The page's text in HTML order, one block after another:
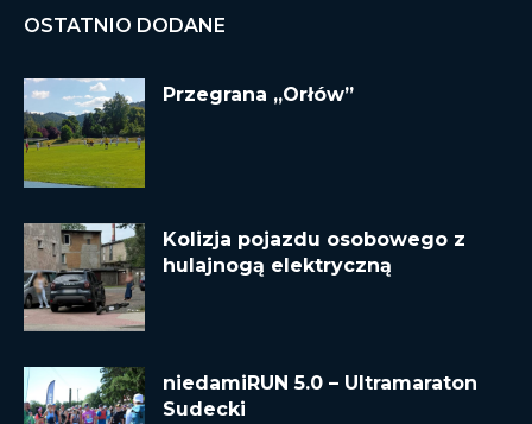
OSTATNIO DODANE
Przegrana „Orłów”
Kolizja pojazdu osobowego z
hulajnogą elektryczną
niedamiRUN 5.0 – Ultramaraton
Sudecki